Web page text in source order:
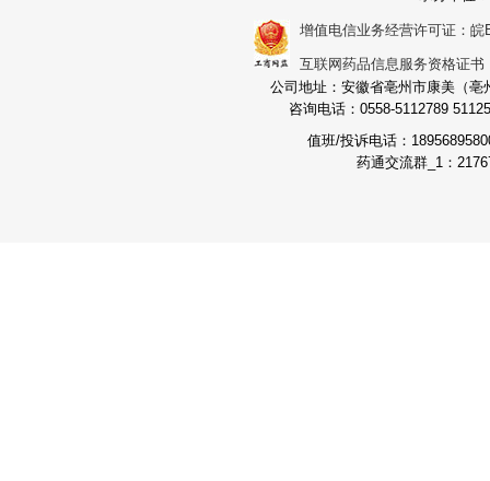
增值电信业务经营许可证：皖
互联网药品信息服务资格证
公司地址：安徽省亳州市康美（
咨询电话：0558-5112789
值班/投诉电话：
药通交流群_1：